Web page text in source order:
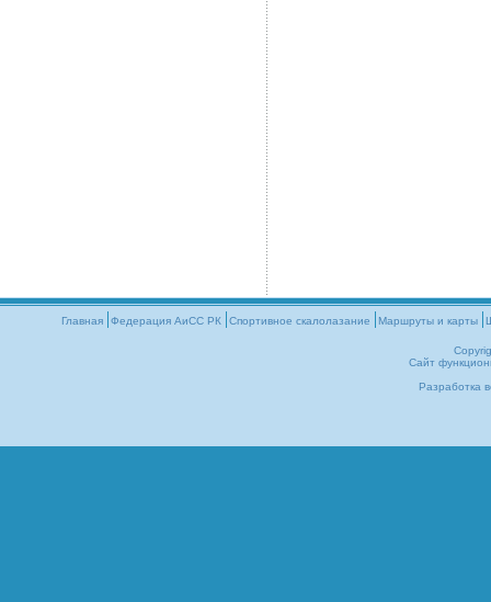
Главная Федерация АиСС РК Cпортивное скалолазание Маршруты и карты
Сайт
Разработка